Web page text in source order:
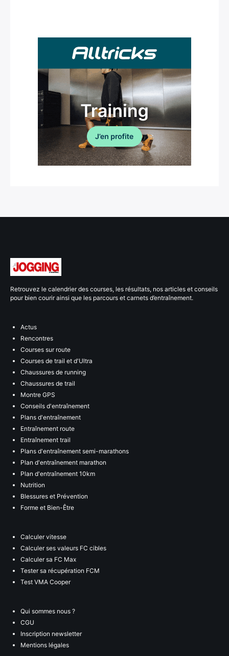
Retrouvez le calendrier des courses, les résultats, nos articles et conseils
pour bien courir ainsi que les parcours et carnets d’entraînement.
Actus
Rencontres
Courses sur route
Courses de trail et d'Ultra
Chaussures de running
Chaussures de trail
Montre GPS
Conseils d'entraînement
Plans d'entraînement
Entraînement route
Entraînement trail
Plans d'entraînement semi-marathons
Plan d'entraînement marathon
Plan d'entraînement 10km
Nutrition
Blessures et Prévention
Forme et Bien-Être
Calculer vitesse
Calculer ses valeurs FC cibles
Calculer sa FC Max
Tester sa récupération FCM
Test VMA Cooper
Qui sommes nous ?
CGU
Inscription newsletter
Mentions légales